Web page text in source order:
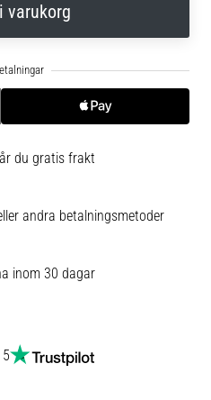
varukorg
du gratis frakt
andra betalningsmetoder
inom 30 dagar